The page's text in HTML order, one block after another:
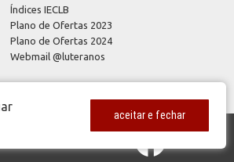
Índices IECLB
Plano de Ofertas 2023
Plano de Ofertas 2024
Webmail @luteranos
aceitar e fechar